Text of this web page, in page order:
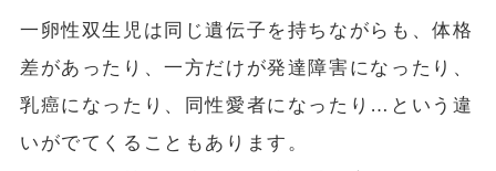
一卵性双生児は同じ遺伝子を持ちながらも、体格
差があったり、一方だけが発達障害になったり、
乳癌になったり、同性愛者になったり…という違
いがでてくることもあります。